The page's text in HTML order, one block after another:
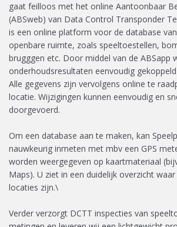
gaat feilloos met het online Aantoonbaar
(ABSweb) van Data Control Transponder
is een online platform voor de database
openbare ruimte, zoals speeltoestellen,
brugggen etc. Door middel van de ABSapp
onderhoudsresultaten eenvoudig
Alle gegevens zijn vervolgens online te
locatie. Wijzigingen kunnen eenvoudig en
doorgevoerd.
Om een database aan te maken, kan
nauwkeurig inmeten met mbv een GPS
worden weergegeven op kaartmateriaal
Maps). U ziet in een duidelijk overzicht
locaties zijn.\
Verder verzorgt DCTT inspecties van